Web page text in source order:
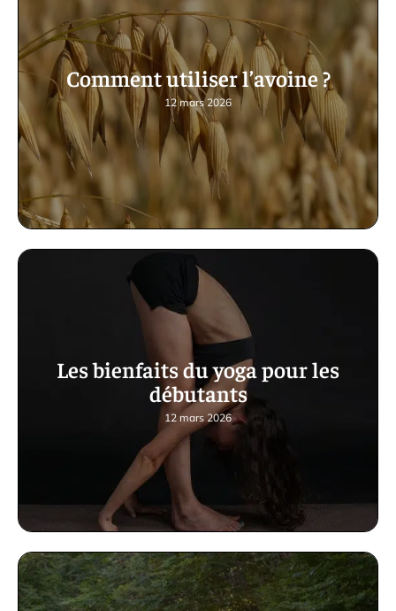
Comment utiliser l’avoine ?
12 mars 2026
Les bienfaits du yoga pour les
débutants
12 mars 2026